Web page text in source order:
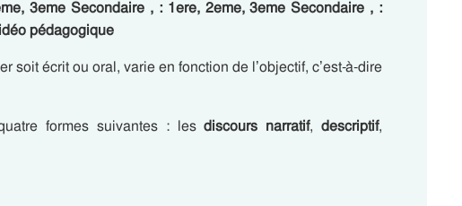
3eme Secondaire , : 1ere, 2eme, 3eme Secondaire , :
pédagogique
soit écrit ou oral, varie en fonction de l’objectif, c’est-à-dire
formes suivantes : lesdiscours narratif, descriptif,